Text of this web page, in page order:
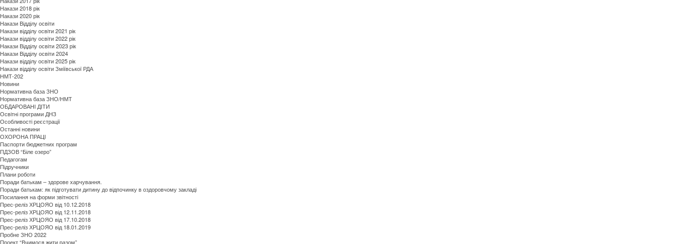
Накази 2018 рік
Накази 2020 рік
Накази Відділу освіти
Накази відділу освіти 2021 рік
Накази відділу освіти 2022 рік
Накази Відділу освіти 2023 рік
Накази Відділу освіти 2024
Накази відділу освіти 2025 рік
Накази відділу освіти Зміївської РДА
НМТ-202
Новини
Нормативна база ЗНО
Нормативна база ЗНО/НМТ
ОБДАРОВАНI ДIТИ
Освітні програми ДНЗ
Особливості реєстрації
Останні новини
ОХОРОНА ПРАЦІ
Паспорти бюджетних програм
ПДЗОВ “Біле озеро”
Педагогам
Підручники
Плани роботи
Поради батькам – здорове харчування.
Поради батькам: як підготувати дитину до відпочинку в оздоровчому закладі
Посилання на форми звітності
Прес-реліз ХРЦОЯО від 10.12.2018
Прес-реліз ХРЦОЯО від 12.11.2018
Прес-реліз ХРЦОЯО від 17.10.2018
Прес-реліз ХРЦОЯО від 18.01.2019
Пробне ЗНО 2022
Проект “Вчимося жити разом”